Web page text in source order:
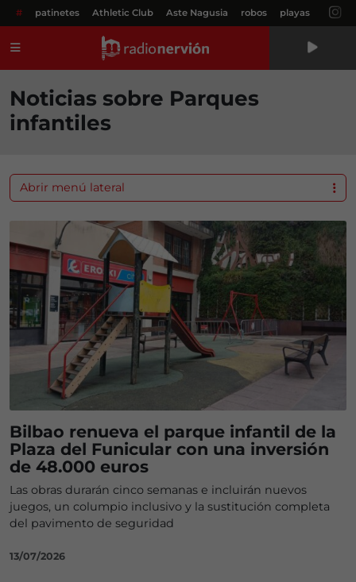
# patinetes Athletic Club Aste Nagusia robos playas
Noticias sobre Parques
infantiles
Bilbao renueva el parque infantil de la
Plaza del Funicular con una inversión
de 48.000 euros
Las obras durarán cinco semanas e incluirán nuevos
juegos, un columpio inclusivo y la sustitución completa
del pavimento de seguridad
13/07/2026
Abrir menú lateral